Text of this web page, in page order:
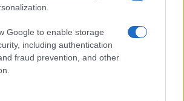
Google to enable storage
including authentication
fraud prevention, and other